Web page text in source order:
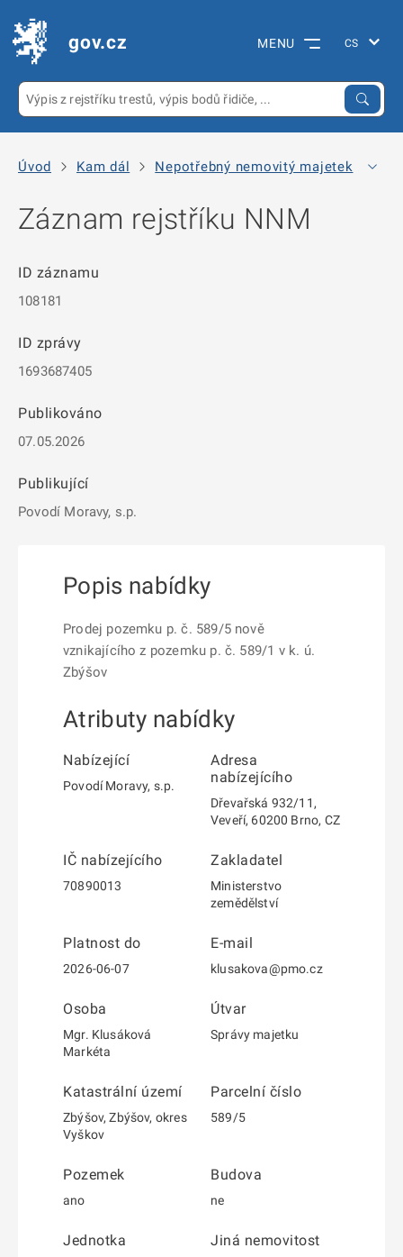
gov.cz MENU
Úvod Kam dál Nepotřebný nemovitý majetek
Záznam rejstříku NNM
ID záznamu
108181
ID zprávy
1693687405
Publikováno
07.05.2026
Publikující
Povodí Moravy, s.p.
Popis nabídky
Prodej pozemku p. č. 589/5 nově
vznikajícího z pozemku p. č. 589/1 v k. ú.
Zbýšov
Atributy nabídky
Nabízející
Povodí Moravy, s.p.
Adresa
nabízejícího
Dřevařská 932/11,
Veveří, 60200 Brno, CZ
IČ nabízejícího
70890013
Zakladatel
Ministerstvo
zemědělství
Platnost do
2026-06-07
E-mail
klusakova@pmo.cz
Osoba
Mgr. Klusáková
Markéta
Útvar
Správy majetku
Katastrální území
Zbýšov, Zbýšov, okres
Vyškov
Parcelní číslo
589/5
Pozemek
ano
Budova
ne
Jednotka Jiná nemovitost